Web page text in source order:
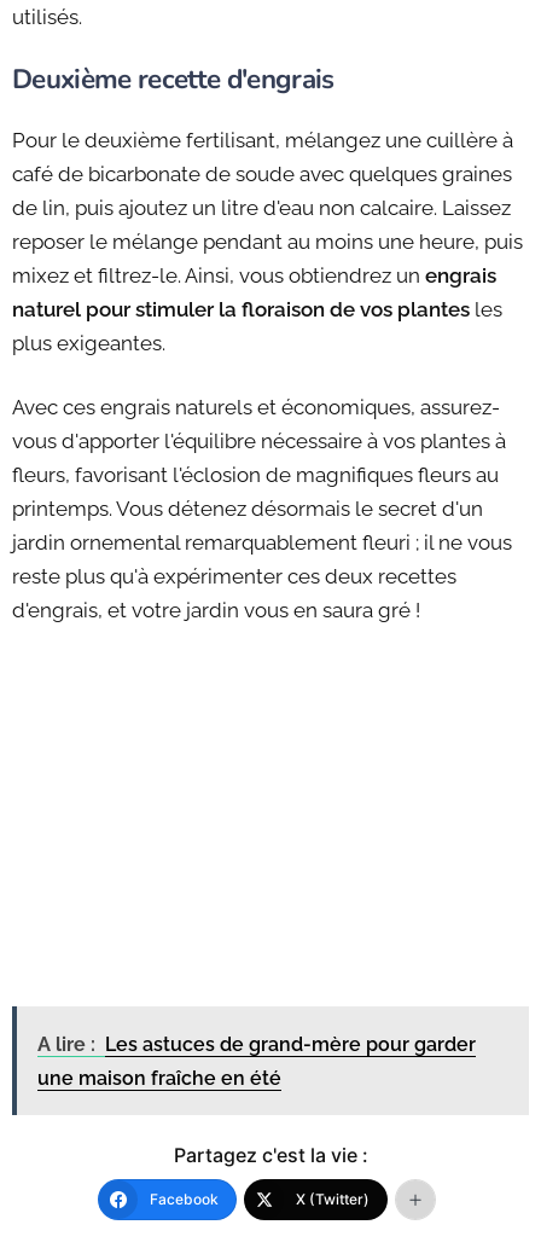
utilisés.
Deuxième recette d'engrais
Pour le deuxième fertilisant, mélangez une cuillère à
café de bicarbonate de soude avec quelques graines
de lin, puis ajoutez un litre d'eau non calcaire. Laissez
reposer le mélange pendant au moins une heure, puis
mixez et filtrez-le. Ainsi, vous obtiendrez un engrais
naturel pour stimuler la floraison de vos plantes les
plus exigeantes.
Avec ces engrais naturels et économiques, assurez-
vous d'apporter l'équilibre nécessaire à vos plantes à
fleurs, favorisant l'éclosion de magnifiques fleurs au
printemps. Vous détenez désormais le secret d'un
jardin ornemental remarquablement fleuri ; il ne vous
reste plus qu'à expérimenter ces deux recettes
d'engrais, et votre jardin vous en saura gré !
A lire : Les astuces de grand-mère pour garder
une maison fraîche en été
Partagez c'est la vie :
Facebook X (Twitter)